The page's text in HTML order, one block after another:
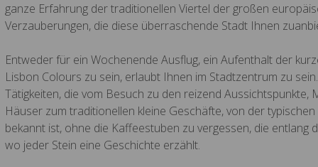
ganze Erfahrung der traditionellen Viertel der großen
Verzauberungen, die diese überraschende Stadt Ihnen
Entweder für ein Wochenende Ausflug, ein Aufenthalt der
Lisbon Colours zu sein, erlaubt Ihnen im Stadtzentrum zu
Tätigkeiten, die vom Besuch zu den reizend Aussichtspunkte,
Häuser zum traditionellen kleine Geschäfte, von der
bekannt ist, ohne die Kaffeestuben zu vergessen, die
wo jeder Stein eine Geschichte erzählt.